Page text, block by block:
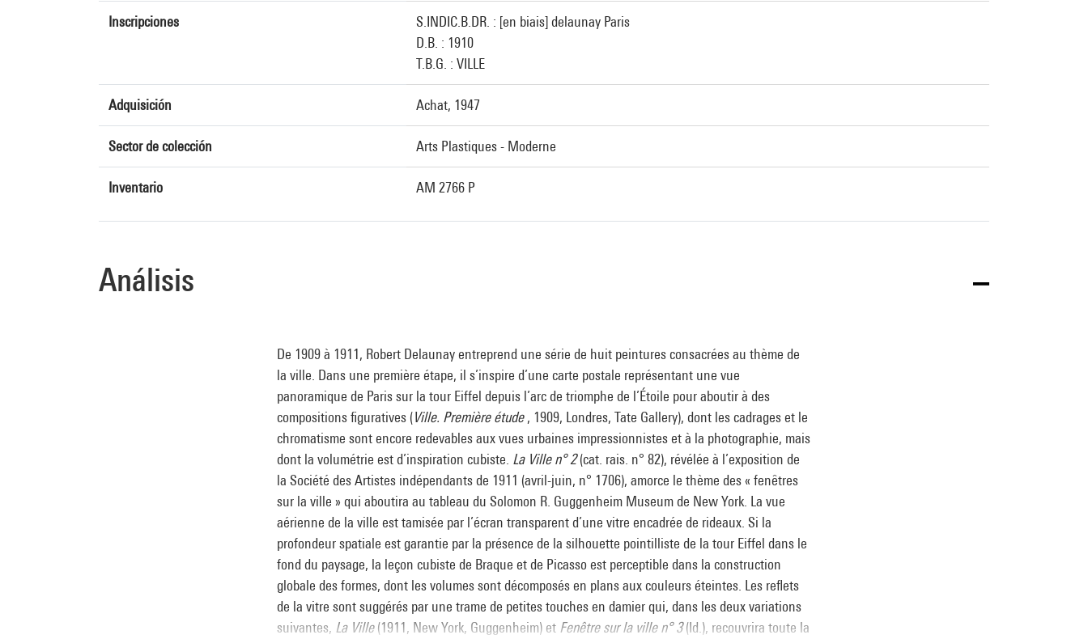
Inscripciones
S.INDIC.B.DR. : [en biais] delaunay Paris
D.B. : 1910
T.B.G. : VILLE
Adquisición Achat, 1947
Sector de colección Arts Plastiques - Moderne
Inventario AM 2766 P
Análisis
De 1909 à 1911, Robert Delaunay entreprend une série de huit peintures consacrées au thème de
la ville. Dans une première étape, il s’inspire d’une carte postale représentant une vue
panoramique de Paris sur la tour Eiffel depuis l’arc de triomphe de l’Étoile pour aboutir à des
compositions figuratives (Ville. Première étude, 1909, Londres, Tate Gallery), dont les cadrages et le
chromatisme sont encore redevables aux vues urbaines impressionnistes et à la photographie, mais
dont la volumétrie est d’inspiration cubiste. La Ville n° 2(cat. rais. n° 82), révélée à l’exposition de
la Société des Artistes indépendants de 1911 (avril-juin, n° 1706), amorce le thème des « fenêtres
sur la ville » qui aboutira au tableau du Solomon R. Guggenheim Museum de New York. La vue
aérienne de la ville est tamisée par l’écran transparent d’une vitre encadrée de rideaux. Si la
profondeur spatiale est garantie par la présence de la silhouette pointilliste de la tour Eiffel dans le
fond du paysage, la leçon cubiste de Braque et de Picasso est perceptible dans la construction
globale des formes, dont les volumes sont décomposés en plans aux couleurs éteintes. Les reflets
de la vitre sont suggérés par une trame de petites touches en damier qui, dans les deux variations
suivantes, La Ville(1911, New York, Guggenheim) et Fenêtre sur la ville n° 3(Id.), recouvrira toute la